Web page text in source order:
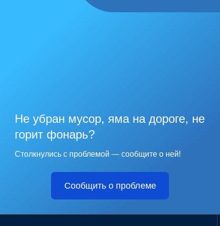
Не убран мусор, яма на дороге, не
горит фонарь?
Столкнулись с проблемой — сообщите о ней!
Сообщить о проблеме